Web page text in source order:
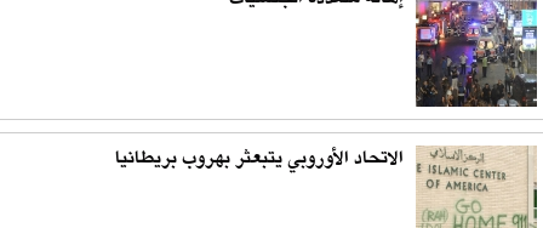
الاتحاد الأوروبي يتبعثر بهروب بريطانيا